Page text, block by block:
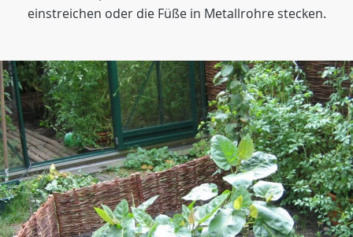
einstreichen oder die Füße in Metallrohre stecken.